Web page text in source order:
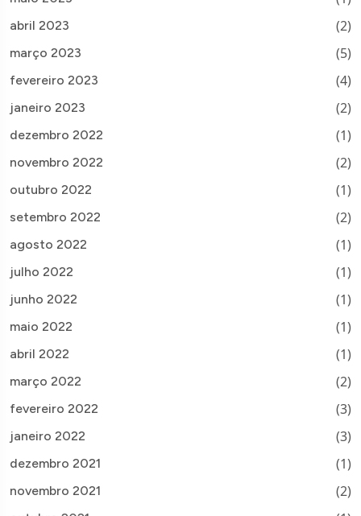
abril 2023 (2)
março 2023 (5)
fevereiro 2023 (4)
janeiro 2023 (2)
dezembro 2022 (1)
novembro 2022 (2)
outubro 2022 (1)
setembro 2022 (2)
agosto 2022 (1)
julho 2022 (1)
junho 2022 (1)
maio 2022 (1)
abril 2022 (1)
março 2022 (2)
fevereiro 2022 (3)
janeiro 2022 (3)
dezembro 2021 (1)
novembro 2021 (2)